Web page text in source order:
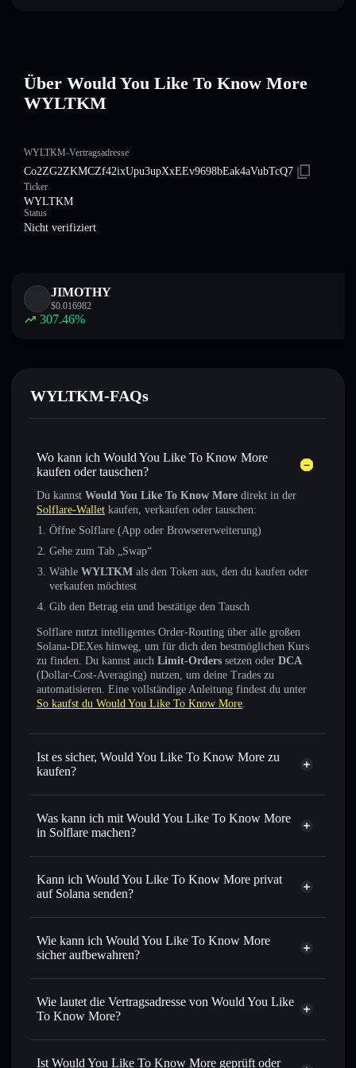
Über Would You Like To Know More
WYLTKM
WYLTKM-Vertragsadresse
Co2ZG2ZKMCZf42ixUpu3upXxEEv9698bEak4aVubTcQ7
Ticker
WYLTKM
Status
Nicht verifiziert
JIMOTHY
$0.016982
307.46%
WYLTKM-FAQs
Wo kann ich Would You Like To Know More
kaufen oder tauschen?
Du kannst Would You Like To Know More direkt in der
Solflare-Wallet kaufen, verkaufen oder tauschen:
Öffne Solflare (App oder Browsererweiterung)
Gehe zum Tab „Swap“
Wähle WYLTKM als den Token aus, den du kaufen oder
verkaufen möchtest
Gib den Betrag ein und bestätige den Tausch
Solflare nutzt intelligentes Order-Routing über alle großen
Solana-DEXes hinweg, um für dich den bestmöglichen Kurs
zu finden. Du kannst auch Limit-Orders setzen oder DCA
(Dollar-Cost-Averaging) nutzen, um deine Trades zu
automatisieren. Eine vollständige Anleitung findest du unter
So kaufst du Would You Like To Know More.
Ist es sicher, Would You Like To Know More zu
kaufen?
Would You Like To Know More
Was kann ich mit Would You Like To Know More
in Solflare machen?
Would You Like To Know More Solflare-Wallet
Sofort tauschen– handle WYLTKM gegen SOL, USDC
Order Routing zum bestmöglichen Kurs
Limit-Orders setzen– automatisiere Trades zu deinem
Zielkurs für WYLTKM
Durchschnittskosteneffekt nutzen– Schritt für Schritt
Privat senden – übertrage WYLTKM, ohne Wallets
integrierten Privacy Aggregators
In Echtzeit verfolgen– überwache Kurs, Volumen,
Kann ich Would You Like To Know More privat
auf Solana senden?
Privacy
Wie kann ich Would You Like To Know More
sicher aufbewahren?
Would You Like To Know More
Solflare
Wie lautet die Vertragsadresse von Would You Like
To Know More?
Would You Like To
Ist Would You Like To Know More geprüft oder